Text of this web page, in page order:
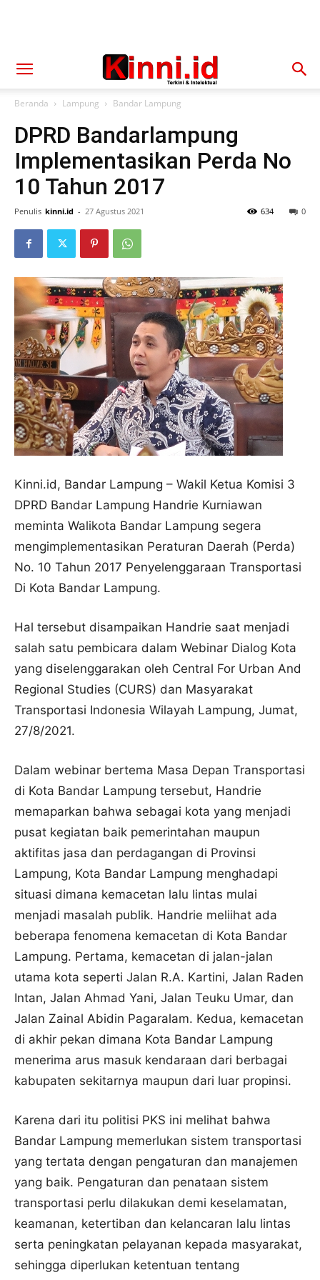
Beranda Lampung Bandar Lampung
DPRD Bandarlampung
Implementasikan Perda No
10 Tahun 2017
Penulis kinni.id - 27 Agustus 2021 0
634
Kinni.id, Bandar Lampung – Wakil Ketua Komisi 3
DPRD Bandar Lampung Handrie Kurniawan
meminta Walikota Bandar Lampung segera
mengimplementasikan Peraturan Daerah (Perda)
No. 10 Tahun 2017 Penyelenggaraan Transportasi
Di Kota Bandar Lampung.
Hal tersebut disampaikan Handrie saat menjadi
salah satu pembicara dalam Webinar Dialog Kota
yang diselenggarakan oleh Central For Urban And
Regional Studies (CURS) dan Masyarakat
Transportasi Indonesia Wilayah Lampung, Jumat,
27/8/2021.
Dalam webinar bertema Masa Depan Transportasi
di Kota Bandar Lampung tersebut, Handrie
memaparkan bahwa sebagai kota yang menjadi
pusat kegiatan baik pemerintahan maupun
aktifitas jasa dan perdagangan di Provinsi
Lampung, Kota Bandar Lampung menghadapi
situasi dimana kemacetan lalu lintas mulai
menjadi masalah publik. Handrie meliihat ada
beberapa fenomena kemacetan di Kota Bandar
Lampung. Pertama, kemacetan di jalan-jalan
utama kota seperti Jalan R.A. Kartini, Jalan Raden
Intan, Jalan Ahmad Yani, Jalan Teuku Umar, dan
Jalan Zainal Abidin Pagaralam. Kedua, kemacetan
di akhir pekan dimana Kota Bandar Lampung
menerima arus masuk kendaraan dari berbagai
kabupaten sekitarnya maupun dari luar propinsi.
Karena dari itu politisi PKS ini melihat bahwa
Bandar Lampung memerlukan sistem transportasi
yang tertata dengan pengaturan dan manajemen
yang baik. Pengaturan dan penataan sistem
transportasi perlu dilakukan demi keselamatan,
keamanan, ketertiban dan kelancaran lalu lintas
serta peningkatan pelayanan kepada masyarakat,
sehingga diperlukan ketentuan tentang